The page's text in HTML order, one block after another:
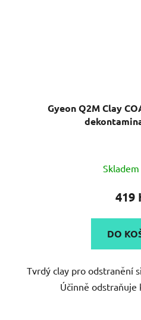
Gyeon Q2M Clay
Skladem
419
DO
Tvrdý clay pro odstranění
Účinně odstraňuje